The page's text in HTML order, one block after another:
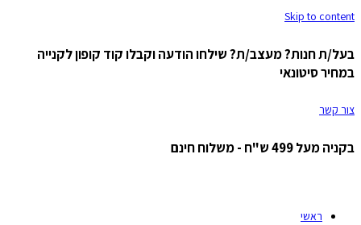
Skip to content
בעל/ת חנות? מעצב/ת? שילחו הודעה וקבלו קוד קופון לקנייה
במחיר סיטונאי
צור קשר
בקניה מעל 499 ש"ח - משלוח חינם
ראשי